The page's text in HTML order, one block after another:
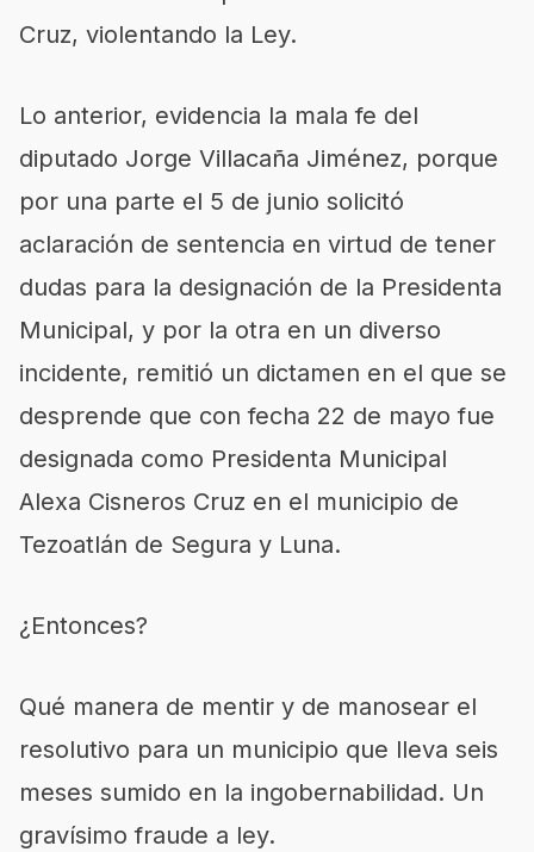
Cruz, violentando la Ley.
Lo anterior, evidencia la mala fe del
diputado Jorge Villacaña Jiménez, porque
por una parte el 5 de junio solicitó
aclaración de sentencia en virtud de tener
dudas para la designación de la Presidenta
Municipal, y por la otra en un diverso
incidente, remitió un dictamen en el que se
desprende que con fecha 22 de mayo fue
designada como Presidenta Municipal
Alexa Cisneros Cruz en el municipio de
Tezoatlán de Segura y Luna.
¿Entonces?
Qué manera de mentir y de manosear el
resolutivo para un municipio que lleva seis
meses sumido en la ingobernabilidad. Un
gravísimo fraude a ley.